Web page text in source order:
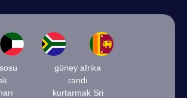
güney afrika
randı
kurtarmak Sri